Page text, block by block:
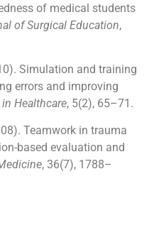
of medical students
of Surgical Education,
Simulation and training
errors and improving
Healthcare, 5(2), 65–71.
Teamwork in trauma
based evaluation and
, 36(7), 1788–